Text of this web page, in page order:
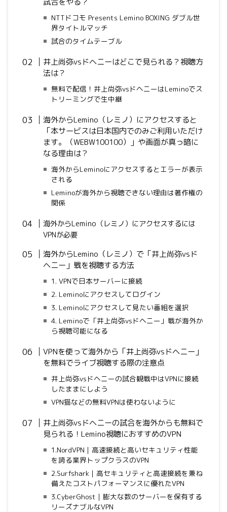
NTTドコモ Presents Lemino BOXING ダブル世
界タイトルマッチ
試合のタイムテーブル
井上尚弥vsドヘニーはどこで見られる？視聴方
法は？
無料で配信！井上尚弥vsドヘニーはLeminoでス
トリーミングで生中継
海外からLemino（レミノ）にアクセスすると
「本サービスは日本国内でのみご利用いただけ
ます。（WEBW100100）」や画面が真っ暗に
なる理由は？
海外からLeminoにアクセスするとエラーが表示
される
Leminoが海外から視聴できない理由は著作権の
関係
海外からLemino（レミノ）にアクセスするには
VPNが必要
海外からLemino（レミノ）で「井上尚弥vsド
ヘニー」戦を視聴する方法
1. VPNで日本サーバーに接続
2. Leminoにアクセスしてログイン
3. Leminoにアクセスして見たい番組を選択
4. Leminoで「井上尚弥vsドヘニー」戦が海外か
ら視聴可能になる
VPNを使って海外から「井上尚弥vsドヘニー」
を無料でライブ視聴する際の注意点
井上尚弥vsドヘニーの試合観戦中はVPNに接続
したままにしよう
VPN猫などの無料VPNは使わないように
井上尚弥vsドヘニーの試合を海外からも無料で
見られる！Lemino視聴におすすめのVPN
1.NordVPN｜高速接続と高いセキュリティ性能
を誇る業界トップクラスのVPN
2.Surfshark｜高セキュリティと高速接続を兼ね
備えたコストパフォーマンスに優れたVPN
3.CyberGhost｜膨大な数のサーバーを保有する
リーズナブルなVPN